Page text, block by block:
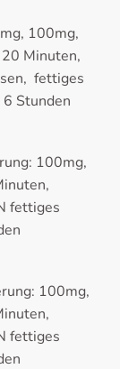
100mg,
Minuten,
fettiges
Stunden
100mg,
fettiges
100mg,
fettiges